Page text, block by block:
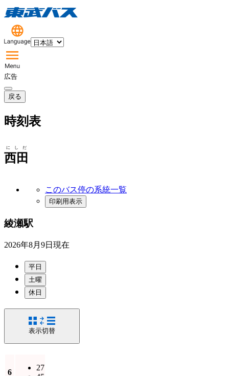
広告
戻る
時刻表
西田
にしだ
このバス停の系統一覧
印刷用表示
綾瀬駅
2026年8月9日 現在
平日
土曜
休日
表示切替
6
27